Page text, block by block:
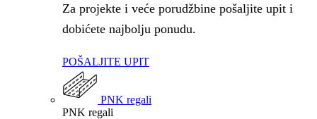
Za projekte i veće porudžbine pošaljite upit i
dobićete najbolju ponudu.
POŠALJITE UPIT
PNK regali
PNK regali